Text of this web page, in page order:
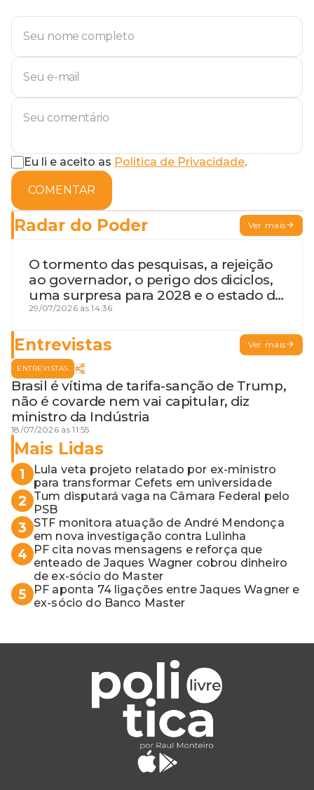
Eu li e aceito as Política de Privacidade.
COMENTAR
Radar do Poder Ver mais
O tormento das pesquisas, a rejeição
ao governador, o perigo dos diciclos,
uma surpresa para 2028 e o estado de
terceira guerra mundial
29/07/2026 às 14:36
Entrevistas Ver mais
ENTREVISTAS
Brasil é vítima de tarifa-sanção de Trump,
não é covarde nem vai capitular, diz
ministro da Indústria
18/07/2026 às 11:55
Mais Lidas
1
Lula veta projeto relatado por ex-ministro
para transformar Cefets em universidade
2
Tum disputará vaga na Câmara Federal pelo
PSB
3
STF monitora atuação de André Mendonça
em nova investigação contra Lulinha
4
PF cita novas mensagens e reforça que
enteado de Jaques Wagner cobrou dinheiro
de ex-sócio do Master
5
PF aponta 74 ligações entre Jaques Wagner e
ex-sócio do Banco Master